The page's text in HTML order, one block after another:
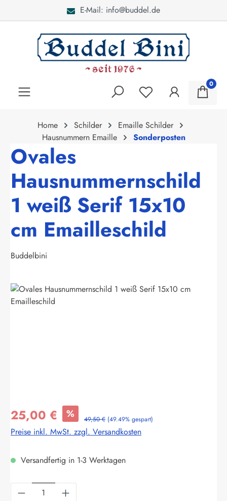
E-Mail: info@buddel.de
0
Home Schilder
Emaille Schilder
Hausnummern Emaille
Sonderposten
Ovales
Hausnummernschild
1 weiß Serif 15x10
cm Emailleschild
Buddelbini
Bildergalerie überspringen
25,00 € % 49,50 € (49.49% gespart)
Preise inkl. MwSt. zzgl. Versandkosten
Versandfertig in 1-3 Werktagen
Produkt Anzahl: Gib den gewünschten